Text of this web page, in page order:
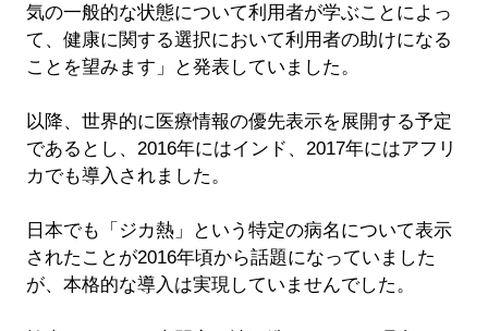
気の一般的な状態について利用者が学ぶことによっ
て、健康に関する選択において利用者の助けになる
ことを望みます」と発表していました。
以降、世界的に医療情報の優先表示を展開する予定
であるとし、2016年にはインド、2017年にはアフリ
カでも導入されました。
日本でも「ジカ熱」という特定の病名について表示
されたことが2016年頃から話題になっていました
が、本格的な導入は実現していませんでした。